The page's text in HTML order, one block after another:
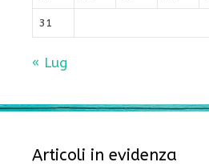
31
« Lug
Articoli in evidenza